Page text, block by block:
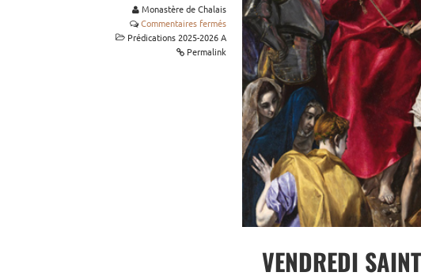
Monastère de Chalais
Commentaires fermés
Prédications 2025-2026 A
Permalink
VENDREDI